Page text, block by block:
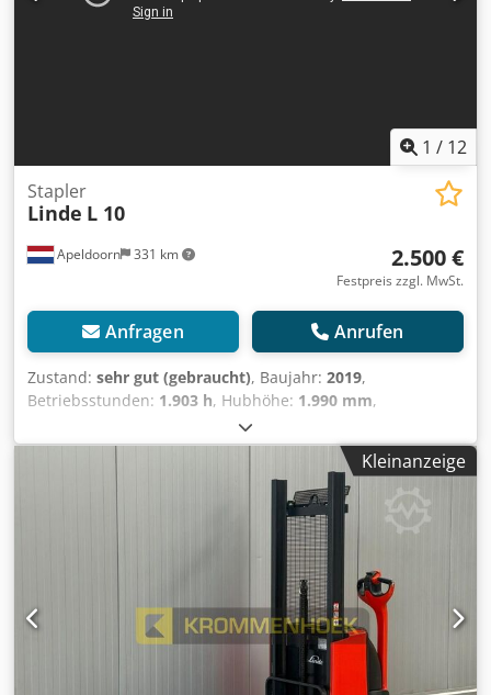
1 / 12
Apeldoorn 331 km
Stapler
Linde L 10
2.500 €
Festpreis zzgl. MwSt.
Anfragen Anrufen
Zustand: sehr gut (gebraucht), Baujahr: 2019,
Betriebsstunden: 1.903 h, Hubhöhe: 1.990 mm,
, Gesamthöhe:
Gesamtlänge:1.800 mm, Gesamtbreite:800 mm, Farbe:
, Leergewicht: 728 kg Hubkapazität: 1.000 kg CE-
Kennzeichnung: ja Technischer Zustand: sehr gut
Optischer Zustand: sehr gut Allgemein Produktionsland:
Germany Crsdpfx Aew U Appjbxjf Zustand CE-Typ: CE
Kleinanzeige